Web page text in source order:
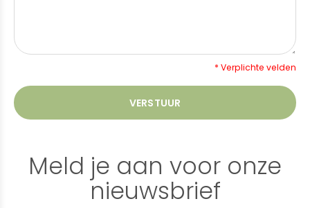
* Verplichte velden
VERSTUUR
Meld je aan voor onze
nieuwsbrief